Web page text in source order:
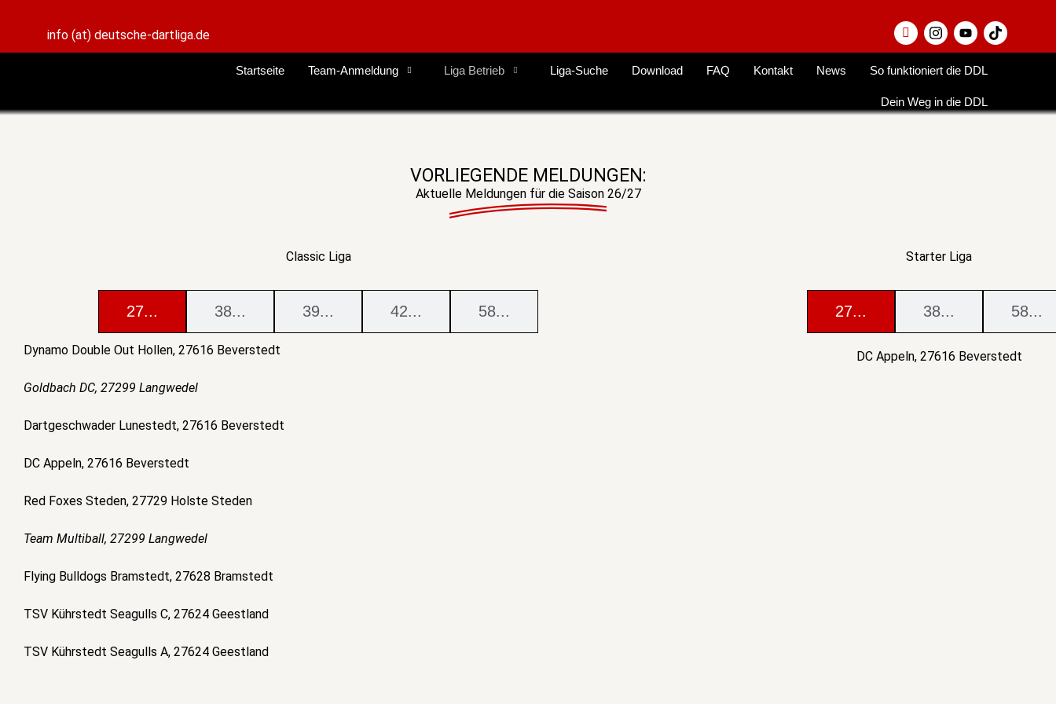
info (at) deutsche-dartliga.de
Startseite Team-Anmeldung Liga Betrieb Liga-Suche Download FAQ Kontakt News So funktioniert die DDL
Dein Weg in die DDL
VORLIEGENDE MELDUNGEN:
Aktuelle Meldungen für die Saison 26/27
Classic Liga
27... 38... 39... 42... 58...
Dynamo Double Out Hollen, 27616 Beverstedt
Goldbach DC, 27299 Langwedel
Dartgeschwader Lunestedt, 27616 Beverstedt
DC Appeln, 27616 Beverstedt
Red Foxes Steden, 27729 Holste Steden
Team Multiball, 27299 Langwedel
Flying Bulldogs Bramstedt, 27628 Bramstedt
TSV Kührstedt Seagulls C, 27624 Geestland
TSV Kührstedt Seagulls A, 27624 Geestland
Starter Liga
27... 38... 58...
DC Appeln, 27616 Beverstedt